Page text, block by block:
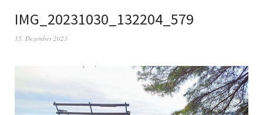
IMG_20231030_132204_579
15. Dezember 2023